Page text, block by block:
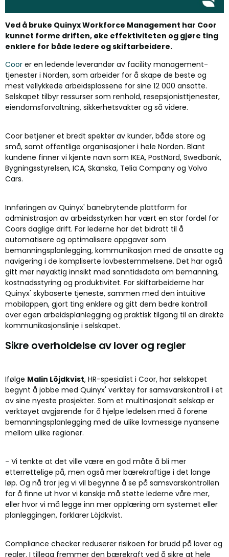
Ved å bruke Quinyx Workforce Management har Coor
kunnet forme driften, øke effektiviteten og gjøre ting
enklere for både ledere og skiftarbeidere.
Coor er en ledende leverandør av facility management-
tjenester i Norden, som arbeider for å skape de beste og
mest vellykkede arbeidsplassene for sine 12 000 ansatte.
Selskapet tilbyr ressurser som renhold, resepsjonisttjenester,
eiendomsforvaltning, sikkerhetsvakter og så videre.
Coor betjener et bredt spekter av kunder, både store og
små, samt offentlige organisasjoner i hele Norden. Blant
kundene finner vi kjente navn som IKEA, PostNord, Swedbank,
Bygningsstyrelsen, ICA, Skanska, Telia Company og Volvo
Cars.
Innføringen av Quinyx' banebrytende plattform for
administrasjon av arbeidsstyrken har vært en stor fordel for
Coors daglige drift. For lederne har det bidratt til å
automatisere og optimalisere oppgaver som
bemanningsplanlegging, kommunikasjon med de ansatte og
navigering i de kompliserte lovbestemmelsene. Det har også
gitt mer nøyaktig innsikt med sanntidsdata om bemanning,
kostnadsstyring og produktivitet. For skiftarbeiderne har
Quinyx' skybaserte tjeneste, sammen med den intuitive
mobilappen, gjort ting enklere og gitt dem bedre kontroll
over egen arbeidsplanlegging og praktisk tilgang til en direkte
kommunikasjonslinje i selskapet.
Sikre overholdelse av lover og regler
Ifølge Malin Löjdkvist, HR-spesialist i Coor, har selskapet
begynt å jobbe med Quinyx' verktøy for samsvarskontroll i et
av sine nyeste prosjekter. Som et multinasjonalt selskap er
verktøyet avgjørende for å hjelpe ledelsen med å forene
bemanningsplanlegging med de ulike lovmessige nyansene
mellom ulike regioner.
- Vi tenkte at det ville være en god måte å bli mer
etterrettelige på, men også mer bærekraftige i det lange
løp. Og nå tror jeg vi vil begynne å se på samsvarskontrollen
for å finne ut hvor vi kanskje må støtte lederne våre mer,
eller hvor vi må legge inn mer opplæring om systemet eller
planleggingen, forklarer Löjdkvist.
Compliance checker reduserer risikoen for brudd på lover og
regler. I tillegg fremmer den bærekraft ved å sikre at hele